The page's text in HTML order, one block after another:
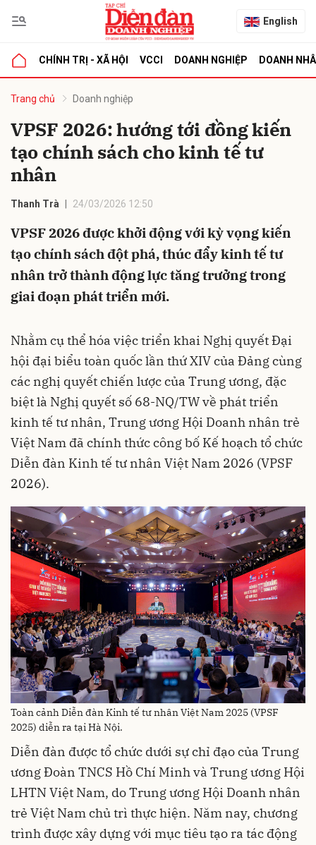
English
CHÍNH TRỊ - XÃ HỘI VCCI DOANH NGHIỆP DOANH
Trang chủ Doanh nghiệp
VPSF 2026: hướng tới đồng kiến
tạo chính sách cho kinh tế tư
nhân
Thanh Trà 24/03/2026 12:50
VPSF 2026 được khởi động với kỳ vọng kiến
tạo chính sách đột phá, thúc đẩy kinh tế tư
nhân trở thành động lực tăng trưởng trong
giai đoạn phát triển mới.
Nhằm cụ thể hóa việc triển khai Nghị quyết Đại
hội đại biểu toàn quốc lần thứ XIV của Đảng cùng
các nghị quyết chiến lược của Trung ương, đặc
biệt là Nghị quyết số 68-NQ/TW về phát triển
kinh tế tư nhân, Trung ương Hội Doanh nhân trẻ
Việt Nam đã chính thức công bố Kế hoạch tổ chức
Diễn đàn Kinh tế tư nhân Việt Nam 2026 (VPSF
2026).
Toàn cảnh Diễn đàn Kinh tế tư nhân Việt Nam 2025 (VPSF
2025) diễn ra tại Hà Nội.
Diễn đàn được tổ chức dưới sự chỉ đạo của Trung
ương Đoàn TNCS Hồ Chí Minh và Trung ương Hội
LHTN Việt Nam, do Trung ương Hội Doanh nhân
trẻ Việt Nam chủ trì thực hiện. Năm nay, chương
trình được xây dựng với mục tiêu tạo ra tác động
luận
Hủy